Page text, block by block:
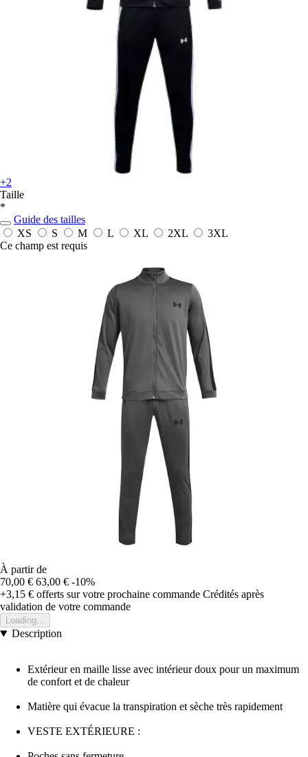
+2
Taille
*
Guide des tailles
XS
S M L XL 2XL
3XL
Ce champ est requis
À partir de
70,00 € 63,00 € -10%
+3,15 € offerts sur votre prochaine commande Crédités après
validation de votre commande
Loading...
Description
Extérieur en maille lisse avec intérieur doux pour un maximum
de confort et de chaleur
Matière qui évacue la transpiration et sèche très rapidement
VESTE EXTÉRIEURE :